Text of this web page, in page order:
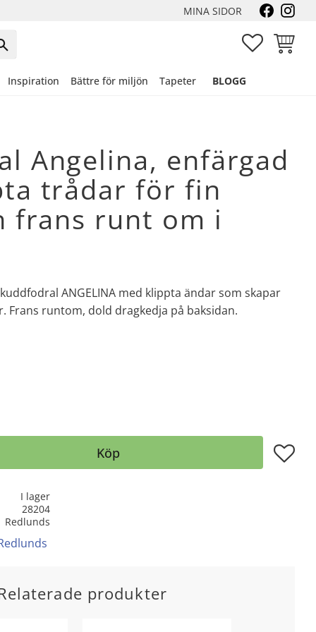
MINA SIDOR
FAVORITER
Inspiration Bättre för miljön Tapeter BLOGG
Angelina, enfärgad
trådar för fin
frans runt om i
ANGELINA med klippta ändar som skapar
Frans runtom, dold dragkedja på baksidan.
Köp Lägg
I lager
28204
Redlunds
produkter